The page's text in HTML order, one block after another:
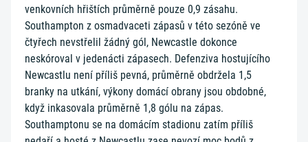
venkovních hřištích průměrně pouze 0,9 zásahu.
Southampton z osmadvaceti zápasů v této sezóně ve
čtyřech nevstřelil žádný gól, Newcastle dokonce
neskóroval v jedenácti zápasech. Defenziva hostujícího
Newcastlu není příliš pevná, průměrně obdržela 1,5
branky na utkání, výkony domácí obrany jsou obdobné,
když inkasovala průměrně 1,8 gólu na zápas.
Southamptonu se na domácím stadionu zatím příliš